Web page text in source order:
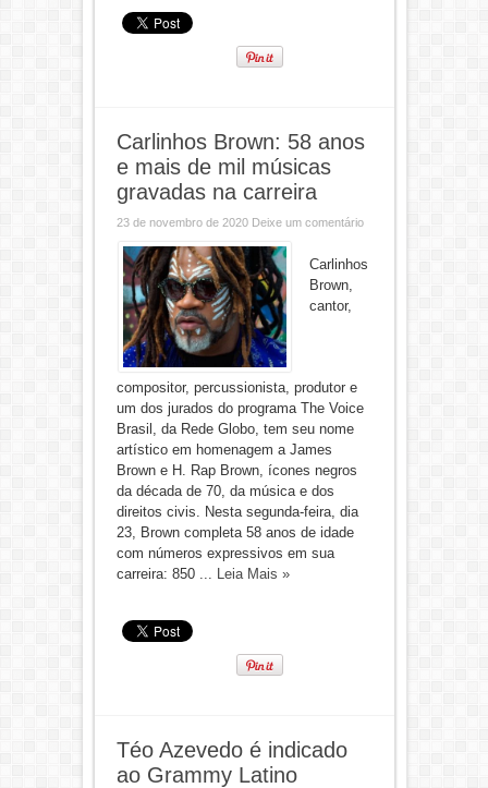
Carlinhos Brown: 58 anos
e mais de mil músicas
gravadas na carreira
23 de novembro de 2020 Deixe um comentário
Carlinhos
Brown,
cantor,
compositor, percussionista, produtor e
um dos jurados do programa The Voice
Brasil, da Rede Globo, tem seu nome
artístico em homenagem a James
Brown e H. Rap Brown, ícones negros
da década de 70, da música e dos
direitos civis. Nesta segunda-feira, dia
23, Brown completa 58 anos de idade
com números expressivos em sua
carreira: 850 ... Leia Mais »
Téo Azevedo é indicado
ao Grammy Latino